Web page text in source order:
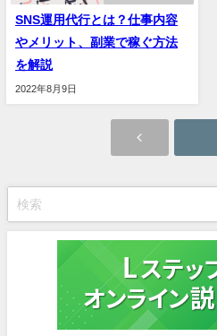
SNS運用代行とは？仕事内容
やメリット、副業で稼ぐ方法
を解説
2022年8月9日